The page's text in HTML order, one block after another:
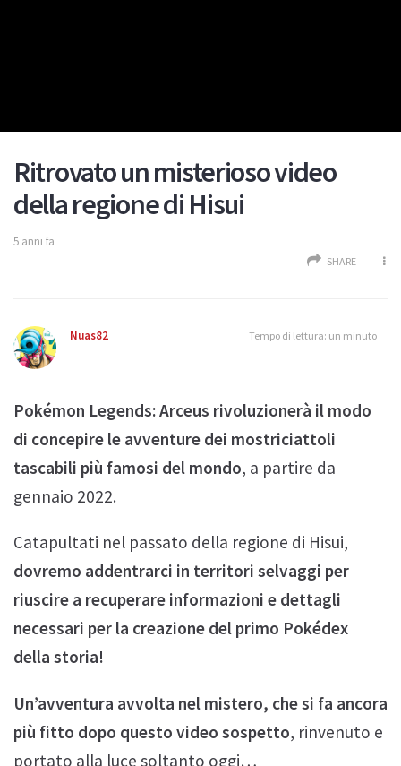
Ritrovato un misterioso video
della regione di Hisui
5 anni fa
SHARE
Nuas82 Tempo di lettura: un minuto
Pokémon Legends: Arceus rivoluzionerà il modo
di concepire le avventure dei mostriciattoli
tascabili più famosi del mondo, a partire da
gennaio 2022.
Catapultati nel passato della regione di Hisui,
dovremo addentrarci in territori selvaggi per
riuscire a recuperare informazioni e dettagli
necessari per la creazione del primo Pokédex
della storia!
Un’avventura avvolta nel mistero, che si fa ancora
più fitto dopo questo video sospetto, rinvenuto e
portato alla luce soltanto oggi…